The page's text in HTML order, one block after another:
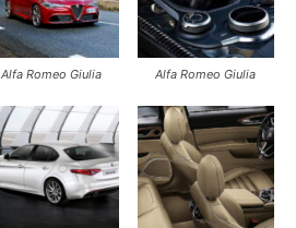
Alfa Romeo Giulia Alfa Romeo Giulia